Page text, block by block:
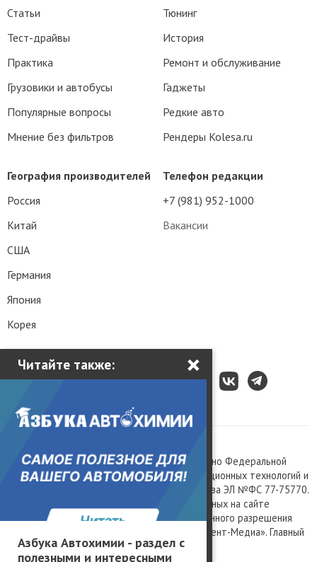
Читайте также: ×
Азбука Автохимии - раздел с
полезными и интересными
Телефон редакции
+7 (981) 952-1000
Вакансии
Статьи
Тест-драйвы
Практика
Грузовики и автобусы
Популярные вопросы
Мнение без фильтров
Тюнинг
История
Ремонт и обслуживание
Гаджеты
Редкие авто
Рендеры Kolesa.ru
География производителей
Россия
Китай
США
Германия
Япония
Корея
Сетевое издание «Kolesa.ru», зарегистрировано Федеральной
службой по надзору в сфере связи, информационных технологий и
массовых коммуникаций, номер свидетельства ЭЛ №ФС 77-75770.
Любое использование материалов, размещенных на сайте
www.kolesa.ru, допускается только с письменного разрешения
правообладателя. Учредитель ООО «Президент-Медиа». Главный
редактор Баландин М.А. 0+